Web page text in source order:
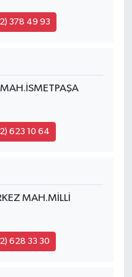
378 49 93
MAH.İSMETPAŞA
623 10 64
MAH.MİLLİ
628 33 30